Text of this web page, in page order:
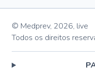
© Medprev, 2026, live
Todos os direitos